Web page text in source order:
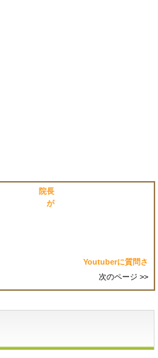
院長
が
Youtuberに質問さ
次のページ >>